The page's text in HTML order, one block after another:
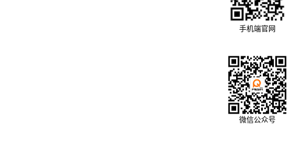
微信公众号
手机端官网